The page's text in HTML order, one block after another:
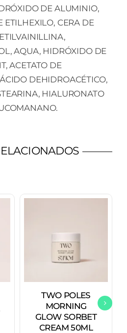
DE ALUMINIO,
ETILHEXILO, CERA DE
AQUA, HIDRÓXIDO DE
ACETATO DE
DEHIDROACÉTICO,
HIALURONATO
TWO POLES
MORNING
GLOW SORBET
CREAM 50ML